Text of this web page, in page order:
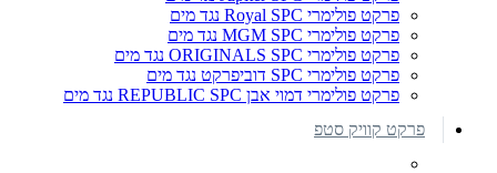
פרקט פולימרי Royal SPC נגד מים
פרקט פולימרי MGM SPC נגד מים
פרקט פולימרי ORIGINALS SPC נגד מים
פרקט פולימרי SPC דוביפרקט נגד מים
פרקט פולימרי דמוי אבן REPUBLIC SPC נגד מים
פרקט קוויק סטפ